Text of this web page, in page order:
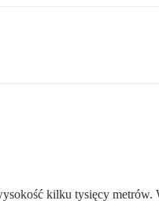
kilku tysięcy